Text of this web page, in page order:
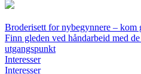
Broderisett for nybegynnere – kom
Finn gleden ved håndarbeid med
utgangspunkt
Interesser
Interesser